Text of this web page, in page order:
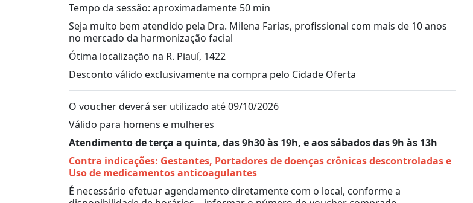
Tempo da sessão: aproximadamente 50 min
Seja muito bem atendido pela Dra. Milena Farias, profissional com mais de 10 anos
no mercado da harmonização facial
Ótima localização na R. Piauí, 1422
Desconto válido exclusivamente na compra pelo Cidade Oferta
O voucher deverá ser utilizado até 09/10/2026
Válido para homens e mulheres
Atendimento de terça a quinta, das 9h30 às 19h, e aos sábados das 9h às 13h
Contra indicações: Gestantes, Portadores de doenças crônicas descontroladas e
Uso de medicamentos anticoagulantes
É necessário efetuar agendamento diretamente com o local, conforme a